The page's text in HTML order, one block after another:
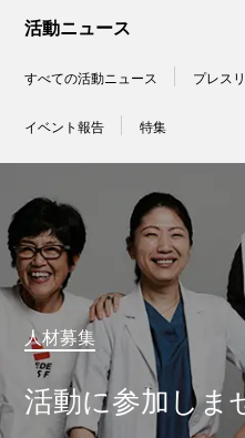
活動ニュース
すべての活動ニュース プレス
イベント報告 特集
人材募集
活動に参加しま